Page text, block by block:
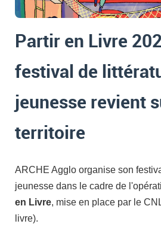
Partir en Livre
festival de
jeunesse revient
territoire
ARCHE Agglo organise son
jeunesse dans le cadre de
en Livre, mise en place par le
livre).